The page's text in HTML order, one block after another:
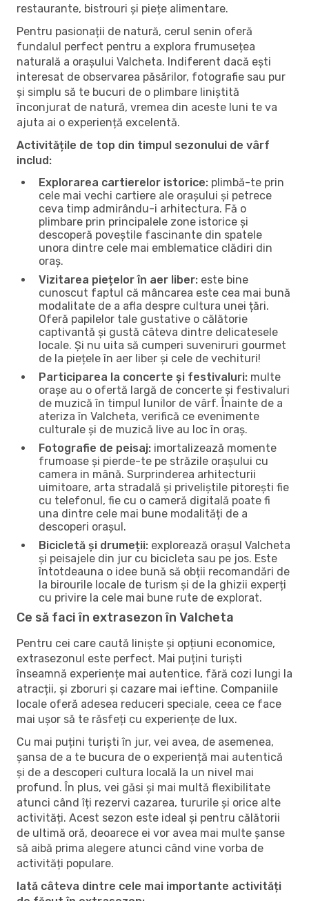
restaurante, bistrouri și piețe alimentare.
Pentru pasionații de natură, cerul senin oferă
fundalul perfect pentru a explora frumusețea
naturală a orașului Valcheta. Indiferent dacă ești
interesat de observarea păsărilor, fotografie sau pur
și simplu să te bucuri de o plimbare liniștită
înconjurat de natură, vremea din aceste luni te va
ajuta ai o experiență excelentă.
Activitățile de top din timpul sezonului de vârf
includ:
Explorarea cartierelor istorice: plimbă-te prin
cele mai vechi cartiere ale orașului și petrece
ceva timp admirându-i arhitectura. Fă o
plimbare prin principalele zone istorice și
descoperă poveștile fascinante din spatele
unora dintre cele mai emblematice clădiri din
oraș.
Vizitarea piețelor în aer liber: este bine
cunoscut faptul că mâncarea este cea mai bună
modalitate de a afla despre cultura unei țări.
Oferă papilelor tale gustative o călătorie
captivantă și gustă câteva dintre delicatesele
locale. Și nu uita să cumperi suveniruri gourmet
de la piețele în aer liber și cele de vechituri!
Participarea la concerte și festivaluri: multe
orașe au o ofertă largă de concerte și festivaluri
de muzică în timpul lunilor de vârf. Înainte de a
ateriza în Valcheta, verifică ce evenimente
culturale și de muzică live au loc în oraș.
Fotografie de peisaj: imortalizează momente
frumoase și pierde-te pe străzile orașului cu
camera in mână. Surprinderea arhitecturii
uimitoare, arta stradală și priveliștile pitorești fie
cu telefonul, fie cu o cameră digitală poate fi
una dintre cele mai bune modalități de a
descoperi orașul.
Bicicletă și drumeții: explorează orașul Valcheta
și peisajele din jur cu bicicleta sau pe jos. Este
întotdeauna o idee bună să obții recomandări de
la birourile locale de turism și de la ghizii experți
cu privire la cele mai bune rute de explorat.
Ce să faci în extrasezon în Valcheta
Pentru cei care caută liniște și opțiuni economice,
extrasezonul este perfect. Mai puțini turiști
înseamnă experiențe mai autentice, fără cozi lungi la
atracții, și zboruri și cazare mai ieftine. Companiile
locale oferă adesea reduceri speciale, ceea ce face
mai ușor să te răsfeți cu experiențe de lux.
Cu mai puțini turiști în jur, vei avea, de asemenea,
șansa de a te bucura de o experiență mai autentică
și de a descoperi cultura locală la un nivel mai
profund. În plus, vei găsi și mai multă flexibilitate
atunci când îți rezervi cazarea, tururile și orice alte
activități. Acest sezon este ideal și pentru călătorii
de ultimă oră, deoarece ei vor avea mai multe șanse
să aibă prima alegere atunci când vine vorba de
activități populare.
Iată câteva dintre cele mai importante activități